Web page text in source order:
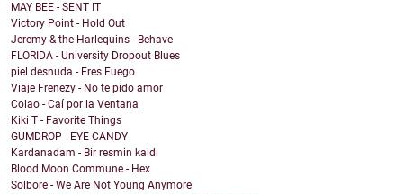
MAY BEE - SENT IT
Victory Point - Hold Out
Jeremy & the Harlequins - Behave
FLORIDA - University Dropout Blues
piel desnuda - Eres Fuego
Viaje Frenezy - No te pido amor
Colao - Caí por la Ventana
Kiki T - Favorite Things
GUMDROP - EYE CANDY
Kardanadam - Bir resmin kaldı
Blood Moon Commune - Hex
Solbore - We Are Not Young Anymore